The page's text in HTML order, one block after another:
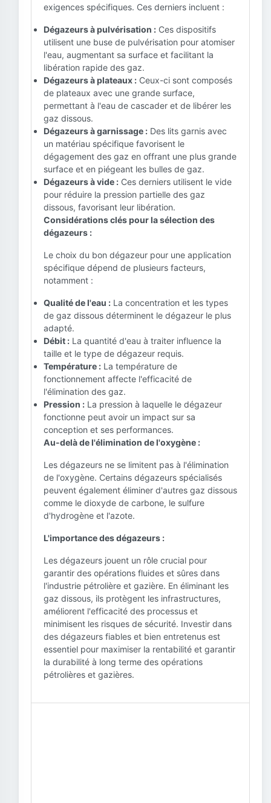
exigences spécifiques. Ces derniers incluent :
Dégazeurs à pulvérisation : Ces dispositifs
utilisent une buse de pulvérisation pour atomiser
l'eau, augmentant sa surface et facilitant la
libération rapide des gaz.
Dégazeurs à plateaux : Ceux-ci sont composés
de plateaux avec une grande surface,
permettant à l'eau de cascader et de libérer les
gaz dissous.
Dégazeurs à garnissage : Des lits garnis avec
un matériau spécifique favorisent le
dégagement des gaz en offrant une plus grande
surface et en piégeant les bulles de gaz.
Dégazeurs à vide : Ces derniers utilisent le vide
pour réduire la pression partielle des gaz
dissous, favorisant leur libération.
Considérations clés pour la sélection des
dégazeurs :
Le choix du bon dégazeur pour une application
spécifique dépend de plusieurs facteurs,
notamment :
Qualité de l'eau : La concentration et les types
de gaz dissous déterminent le dégazeur le plus
adapté.
Débit : La quantité d'eau à traiter influence la
taille et le type de dégazeur requis.
Température : La température de
fonctionnement affecte l'efficacité de
l'élimination des gaz.
Pression : La pression à laquelle le dégazeur
fonctionne peut avoir un impact sur sa
conception et ses performances.
Au-delà de l'élimination de l'oxygène :
Les dégazeurs ne se limitent pas à l'élimination
de l'oxygène. Certains dégazeurs spécialisés
peuvent également éliminer d'autres gaz dissous
comme le dioxyde de carbone, le sulfure
d'hydrogène et l'azote.
L'importance des dégazeurs :
Les dégazeurs jouent un rôle crucial pour
garantir des opérations fluides et sûres dans
l'industrie pétrolière et gazière. En éliminant les
gaz dissous, ils protègent les infrastructures,
améliorent l'efficacité des processus et
minimisent les risques de sécurité. Investir dans
des dégazeurs fiables et bien entretenus est
essentiel pour maximiser la rentabilité et garantir
la durabilité à long terme des opérations
pétrolières et gazières.